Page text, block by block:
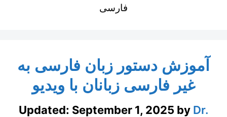
فارسی
آموزش دستور زبان فارسی به
غیر فارسی زبانان با ویدیو
Updated: September 1, 2025 by Dr.